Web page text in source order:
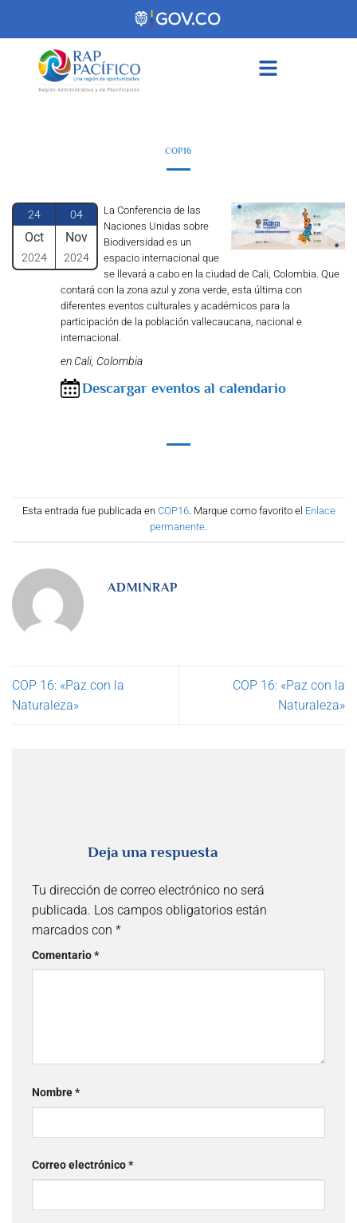
COP16
24
Oct
2024
04
Nov
2024
La Conferencia de las
Naciones Unidas sobre
Biodiversidad es un
espacio internacional que
se llevará a cabo en la ciudad de Cali, Colombia. Que
contará con la zona azul y zona verde, esta última con
diferentes eventos culturales y académicos para la
participación de la población vallecaucana, nacional e
internacional.
en Cali, Colombia
Descargar eventos al calendario
Esta entrada fue publicada en COP16. Marque como favorito el Enlace
permanente.
ADMINRAP
COP 16: «Paz con la
Naturaleza»
COP 16: «Paz con la
Naturaleza»
Deja una respuesta
Tu dirección de correo electrónico no será
publicada. Los campos obligatorios están
marcados con *
Comentario*
Nombre*
Correo electrónico*